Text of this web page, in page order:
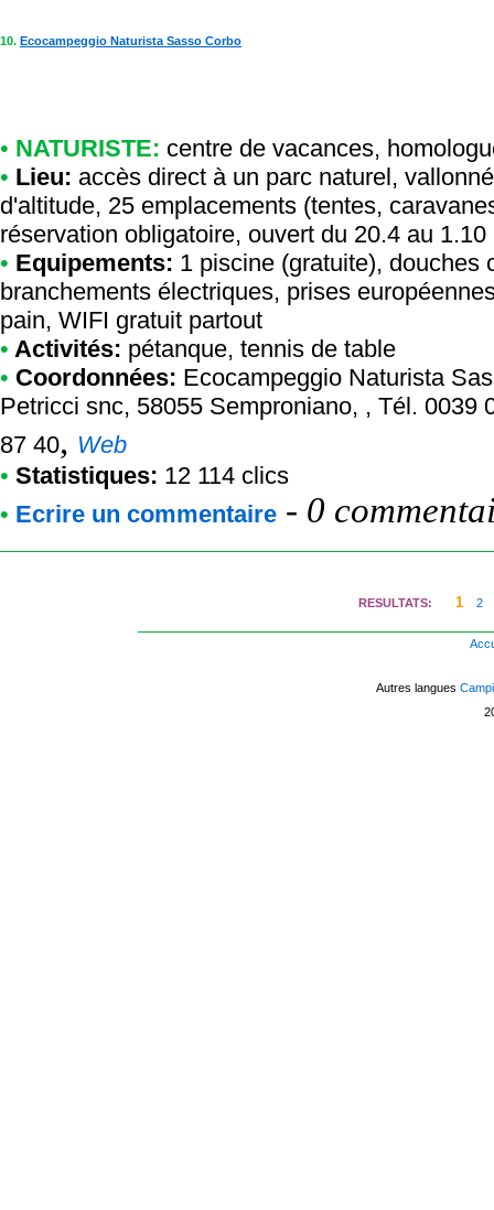
10. Ecocampeggio Naturista Sasso Corbo
• NATURISTE: centre de vacances,
• Lieu: accès direct à un parc naturel,
d'altitude, 25 emplacements (tentes,
réservation obligatoire, ouvert du 20.4 au 1.10
• Equipements: 1 piscine (gratuite), douches
branchements électriques, prises
pain, WIFI gratuit partout
• Activités: pétanque, tennis de table
• Coordonnées: Ecocampeggio Naturista
Petricci snc, 58055 Semproniano, , Tél. 0039
87 40, Web
• Statistiques: 12 114 clics
• Ecrire un commentaire - 0
RESULTATS: 1 2
Autres langues